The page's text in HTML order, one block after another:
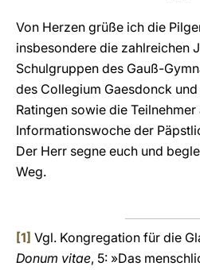
Von Herzen grüße ich die
insbesondere die zahlreichen
Schulgruppen des Gauß-
des Collegium Gaesdonck
Ratingen sowie die Teilnehmer
Informationswoche der
Der Herr segne euch und
Weg.
[1] Vgl. Kongregation für die
Donum vitae, 5: »Das